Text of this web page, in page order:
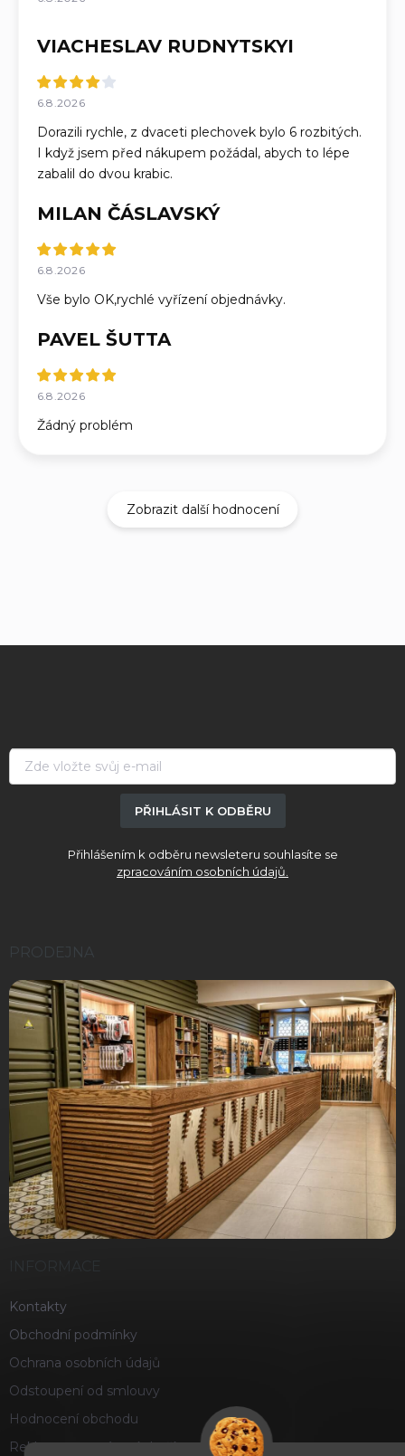
VIACHESLAV RUDNYTSKYI
6.8.2026
Dorazili rychle, z dvaceti plechovek bylo 6 rozbitých.
I když jsem před nákupem požádal, abych to lépe
zabalil do dvou krabic.
MILAN ČÁSLAVSKÝ
6.8.2026
Vše bylo OK,rychlé vyřízení objednávky.
PAVEL ŠUTTA
6.8.2026
Žádný problém
Zobrazit další hodnocení
PŘIHLÁSIT K ODBĚRU
Přihlášením k odběru newsleteru souhlasíte se
zpracováním osobních údajů.
PRODEJNA
Kontakty
Obchodní podmínky
Ochrana osobních údajů
Odstoupení od smlouvy
Hodnocení obchodu
Reklamace a vrácení zboží